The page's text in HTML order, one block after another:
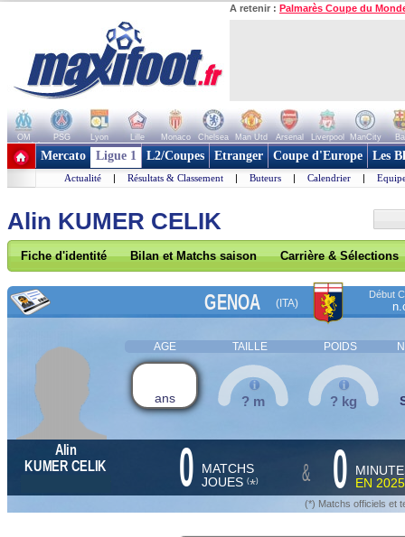
A retenir : Palmarès Coupe du
OM PSG Lyon Lille Monaco Chelsea Man Utd Arsenal Liverpool ManCity
+ de clubs
Mercato Ligue 1 L2/Coupes Etranger Coupe d'Europe Les
Actualité | Résultats & Classement | Buteurs | Calendrier |
Alin KUMER CELIK
Fiche d'identité Bilan et Matchs saison Carrière & Sélections
GENOA (ITA)
Début
AGE TAILLE POIDS
ans ? m ? kg
Alin
KUMER CELIK
0 MATCHS
JOUES (*) & 0
EN
(*) Matchs officiels et